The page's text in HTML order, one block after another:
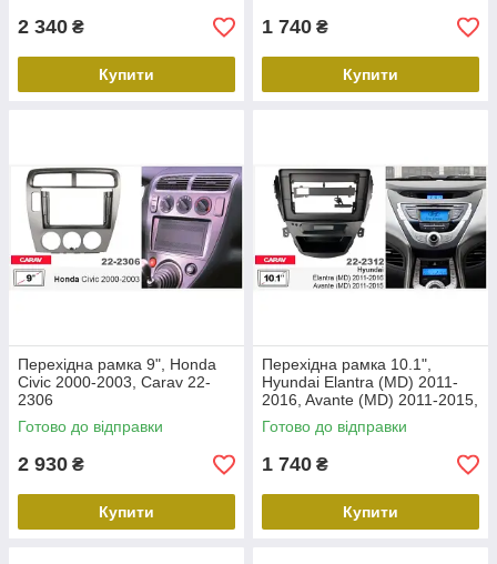
2 340 ₴
Купити
1 740 ₴
Купити
Перехідна рамка 9", Honda
Civic 2000-2003, Carav 22-
2306
Готово до відправки
2 930 ₴
Купити
Перехідна рамка 10.1",
Hyundai Elantra (MD) 2011-
2016, Avante (MD) 2011-2015,
Carav 22-2312
Готово до відправки
1 740 ₴
Купити